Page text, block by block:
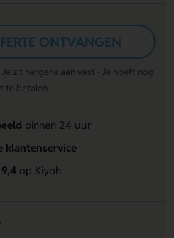
ONTVANGEN
zit nergens aan vast · Je hoeft nog
te betalen
binnen 24 uur
klantenservice
op Kiyoh